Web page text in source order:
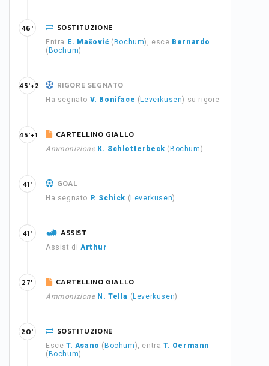
SOSTITUZIONE
Entra E. Mašović ( Bochum), esce Bernardo
( Bochum)
46'
RIGORE SEGNATO
Ha segnato V. Boniface ( Leverkusen) su rigore
45'+2
CARTELLINO GIALLO
Ammonizione K. Schlotterbeck ( Bochum)
45'+1
GOAL
Ha segnato P. Schick ( Leverkusen)
41'
ASSIST
Assist di Arthur
41'
CARTELLINO GIALLO
Ammonizione N. Tella ( Leverkusen)
27'
SOSTITUZIONE
Esce T. Asano ( Bochum), entraT. Oermann
( Bochum)
20'